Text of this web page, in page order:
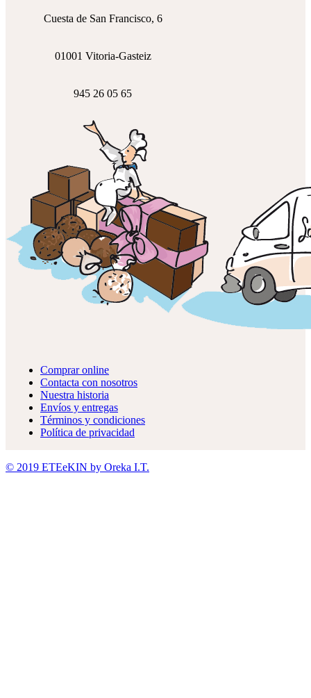
Cuesta de San Francisco, 6
01001 Vitoria-Gasteiz
945 26 05 65
Comprar online
Contacta con nosotros
Nuestra historia
Envíos y entregas
Términos y condiciones
Política de privacidad
© 2019 ETEeKIN by Oreka I.T.